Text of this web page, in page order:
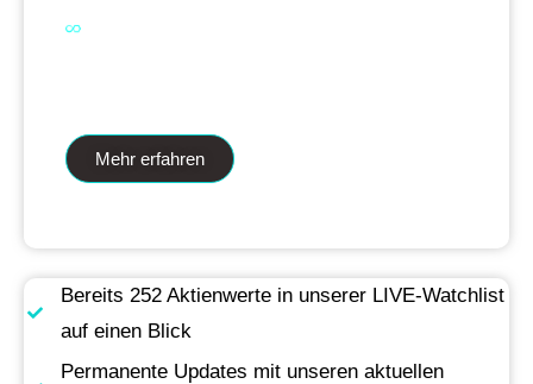
Mehr erfahren
Bereits 252 Aktienwerte in unserer LIVE-Watchlist
auf einen Blick
Permanente Updates mit unseren aktuellen